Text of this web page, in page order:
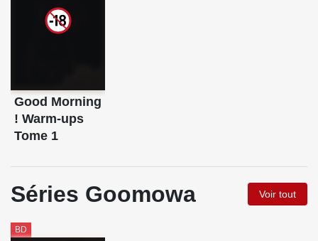
Good Morning
! Warm-ups
Tome 1
Séries Goomowa Voir tout
BD